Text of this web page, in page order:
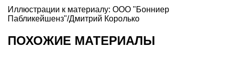
Иллюстрации к материалу: ООО "Бонниер
Пабликейшенз"/Дмитрий Королько
ПОХОЖИЕ МАТЕРИАЛЫ